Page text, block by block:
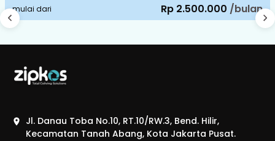
mulai dari Rp 2.500.000 /bulan
Jl. Danau Toba No.10, RT.10/RW.3, Bend. Hilir,
Kecamatan Tanah Abang, Kota Jakarta Pusat.